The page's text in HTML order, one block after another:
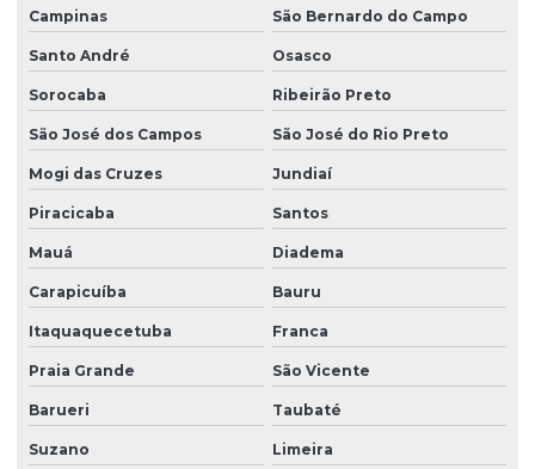
Empresa de limpeza terceirizada
Empresa de limpeza de vidros
Empresa limpeza de vidros em altura
Empresa de limpeza de vidros e fachadas
Empresa de limpeza de vidros e fachadas sp
Empresa de limpeza de vidros e janelas
Empresa de manutenção predial
Empresa de portaria e limpeza
Empresa de portaria e recepção
Campinas São Bernardo do Campo
Santo André Osasco
Sorocaba Ribeirão Preto
São José dos Campos São José do Rio Preto
Mogi das Cruzes Jundiaí
Piracicaba Santos
Mauá Diadema
Carapicuíba Bauru
Itaquaquecetuba Franca
Praia Grande São Vicente
Barueri Taubaté
Suzano Limeira